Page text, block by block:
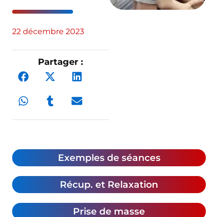
22 décembre 2023
Partager :
Exemples de séances
Récup. et Relaxation
Prise de masse